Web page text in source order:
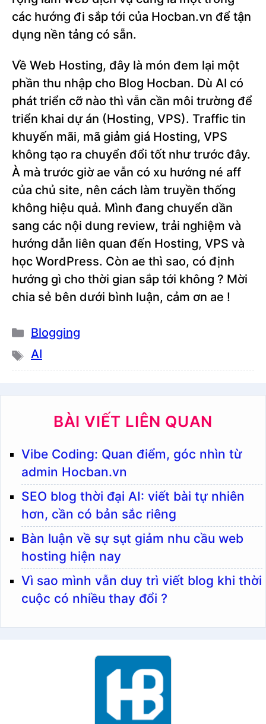
các hướng đi sắp tới của Hocban.vn để tận
dụng nền tảng có sẵn.
Về Web Hosting, đây là món đem lại một
phần thu nhập cho Blog Hocban. Dù AI có
phát triển cỡ nào thì vẫn cần môi trường để
triển khai dự án (Hosting, VPS). Traffic tin
khuyến mãi, mã giảm giá Hosting, VPS
không tạo ra chuyển đổi tốt như trước đây.
À mà trước giờ ae vẫn có xu hướng né aff
của chủ site, nên cách làm truyền thống
không hiệu quả. Mình đang chuyển dần
sang các nội dung review, trải nghiệm và
hướng dẫn liên quan đến Hosting, VPS và
học WordPress. Còn ae thì sao, có định
hướng gì cho thời gian sắp tới không ? Mời
chia sẻ bên dưới bình luận, cảm ơn ae !
Danh
mục
Blogging
Thẻ
AI
BÀI VIẾT LIÊN QUAN
Vibe Coding: Quan điểm, góc nhìn từ
admin Hocban.vn
SEO blog thời đại AI: viết bài tự nhiên
hơn, cần có bản sắc riêng
Bàn luận về sự sụt giảm nhu cầu web
hosting hiện nay
Vì sao mình vẫn duy trì viết blog khi thời
cuộc có nhiều thay đổi ?